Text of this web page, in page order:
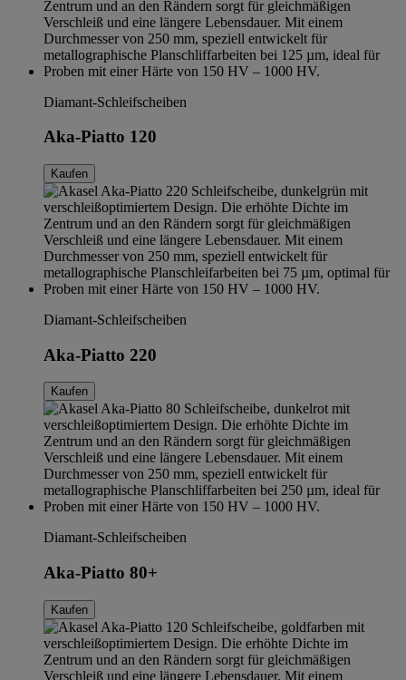
Diamant-Schleifscheiben
Aka-Piatto 120
Kaufen
Diamant-Schleifscheiben
Aka-Piatto 220
Kaufen
Diamant-Schleifscheiben
Aka-Piatto 80+
Kaufen